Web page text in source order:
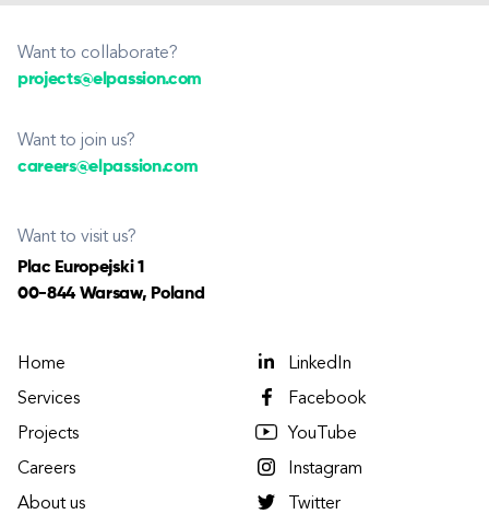
Want to collaborate?
projects@elpassion.com
Want to join us?
careers@elpassion.com
Want to visit us?
Plac Europejski 1
00-844 Warsaw, Poland
Home
Services
Projects
Careers
About us
LinkedIn
Facebook
YouTube
Instagram
Twitter